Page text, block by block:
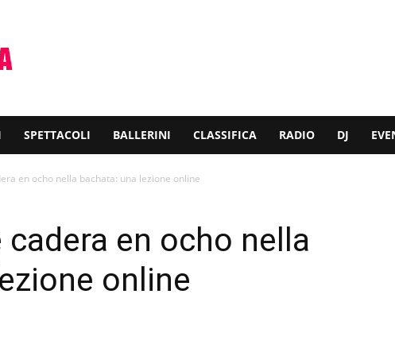
SPETTACOLI BALLERINI CLASSIFICA RADIO DJ
en ocho nella bachata: una lezione online
en ocho nella
online